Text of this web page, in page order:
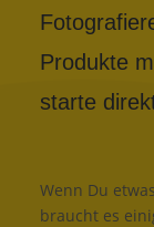
Produkte
starte
Wenn Du
braucht es